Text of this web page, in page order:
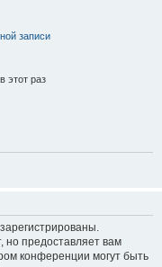
записи
этот раз
но предоставляет вам
конференции могут быть